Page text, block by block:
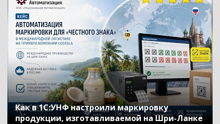
Как в 1С:УНФ настроили маркировку
продукции, изготавливаемой на Шри-Ланке